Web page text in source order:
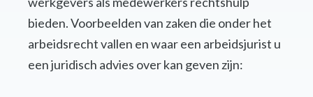
bieden. Voorbeelden van zaken die onder het
arbeidsrecht vallen en waar een arbeidsjurist u
een juridisch advies over kan geven zijn: